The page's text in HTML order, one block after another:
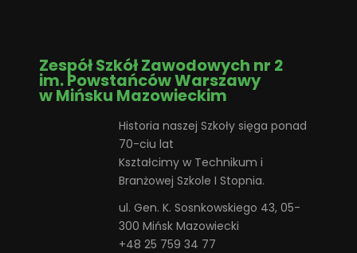
Zespół Szkół Zawodowych nr 2
im. Powstańców Warszawy
w Mińsku Mazowieckim
Historia naszej Szkoły sięga ponad
70-ciu lat
Kształcimy w Technikum i
Branżowej Szkole I Stopnia.
ul. Gen. K. Sosnkowskiego 43, 05-
300 Mińsk Mazowiecki
+48 25 759 34 77